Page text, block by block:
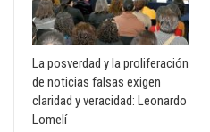
La posverdad y la proliferación
de noticias falsas exigen
claridad y veracidad: Leonardo
Lomelí